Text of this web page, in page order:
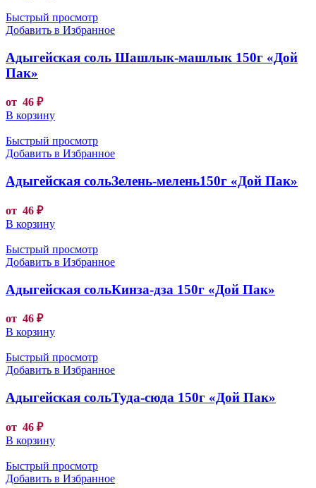
Быстрый просмотр
Добавить в Избранное
Адыгейская соль Шашлык-машлык 150г «Дой
Пак»
от 46 ₽
В корзину
Быстрый просмотр
Добавить в Избранное
Адыгейская сольЗелень-мелень150г «Дой Пак»
от 46 ₽
В корзину
Быстрый просмотр
Добавить в Избранное
Адыгейская сольКинза-дза 150г «Дой Пак»
от 46 ₽
В корзину
Быстрый просмотр
Добавить в Избранное
Адыгейская сольТуда-сюда 150г «Дой Пак»
от 46 ₽
В корзину
Быстрый просмотр
Добавить в Избранное